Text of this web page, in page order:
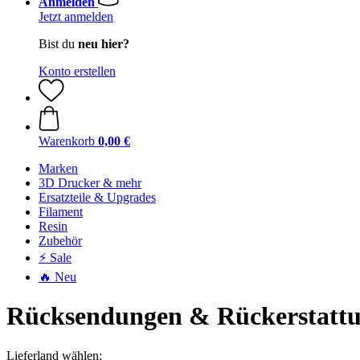
Jetzt anmelden
Bist du neu hier?
Konto erstellen
Warenkorb 0,00 €
Marken
3D Drucker & mehr
Ersatzteile & Upgrades
Filament
Resin
Zubehör
⚡ Sale
🔥 Neu
Rücksendungen &
Lieferland wählen: